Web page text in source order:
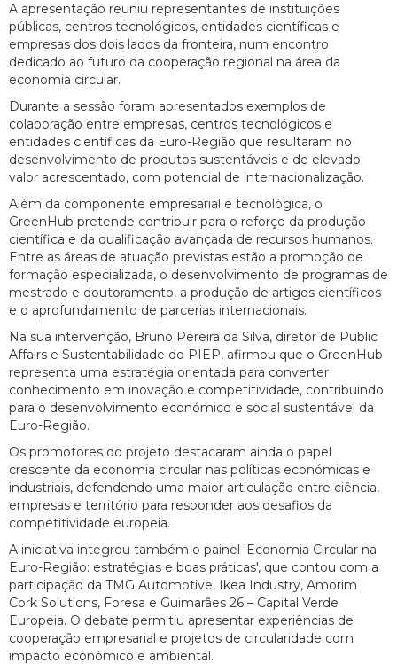
A apresentação reuniu representantes de instituições
públicas, centros tecnológicos, entidades científicas e
empresas dos dois lados da fronteira, num encontro
dedicado ao futuro da cooperação regional na área da
economia circular.
Durante a sessão foram apresentados exemplos de
colaboração entre empresas, centros tecnológicos e
entidades científicas da Euro-Região que resultaram no
desenvolvimento de produtos sustentáveis e de elevado
valor acrescentado, com potencial de internacionalização.
Além da componente empresarial e tecnológica, o
GreenHub pretende contribuir para o reforço da produção
científica e da qualificação avançada de recursos humanos.
Entre as áreas de atuação previstas estão a promoção de
formação especializada, o desenvolvimento de programas de
mestrado e doutoramento, a produção de artigos científicos
e o aprofundamento de parcerias internacionais.
Na sua intervenção, Bruno Pereira da Silva, diretor de Public
Affairs e Sustentabilidade do PIEP, afirmou que o GreenHub
representa uma estratégia orientada para converter
conhecimento em inovação e competitividade, contribuindo
para o desenvolvimento económico e social sustentável da
Euro-Região.
Os promotores do projeto destacaram ainda o papel
crescente da economia circular nas políticas económicas e
industriais, defendendo uma maior articulação entre ciência,
empresas e território para responder aos desafios da
competitividade europeia.
A iniciativa integrou também o painel 'Economia Circular na
Euro-Região: estratégias e boas práticas', que contou com a
participação da TMG Automotive, Ikea Industry, Amorim
Cork Solutions, Foresa e Guimarães 26 – Capital Verde
Europeia. O debate permitiu apresentar experiências de
cooperação empresarial e projetos de circularidade com
impacto económico e ambiental.